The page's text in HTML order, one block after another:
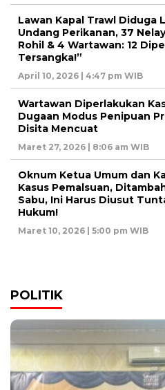
Lawan Kapal Trawl Diduga
Undang Perikanan, 37
Rohil & 4 Wartawan: 12
Tersangka!”
April 10, 2026 | 4:47 pm WIB
Wartawan Diperlakukan
Dugaan Modus Penipuan
Disita Mencuat
Maret 27, 2026 | 8:06 am WIB
Oknum Ketua Umum dan
Kasus Pemalsuan,
Sabu, Ini Harus Diusut
Hukum!
Maret 10, 2026 | 5:00 pm WIB
POLITIK